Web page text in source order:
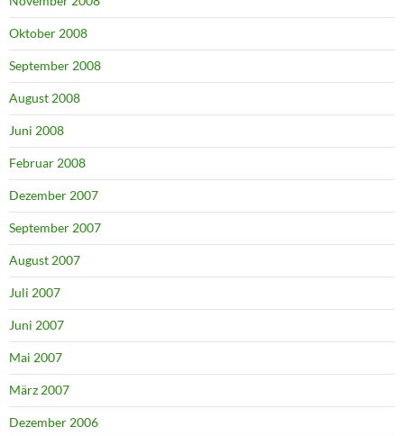
Oktober 2008
September 2008
August 2008
Juni 2008
Februar 2008
Dezember 2007
September 2007
August 2007
Juli 2007
Juni 2007
Mai 2007
März 2007
Dezember 2006